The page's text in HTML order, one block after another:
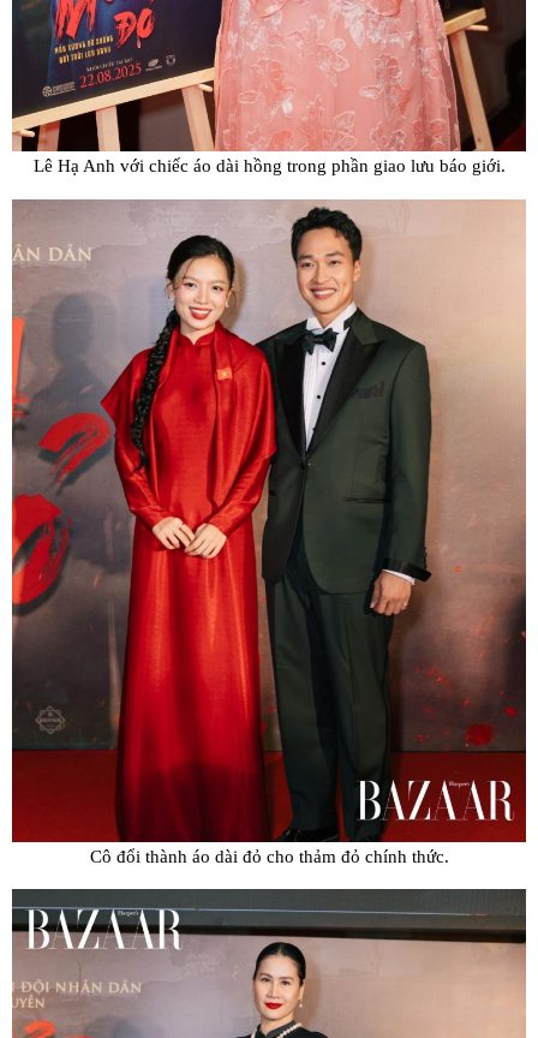
Lê Hạ Anh với chiếc áo dài hồng trong phần giao lưu báo giới.
Cô đổi thành áo dài đỏ cho thảm đỏ chính thức.